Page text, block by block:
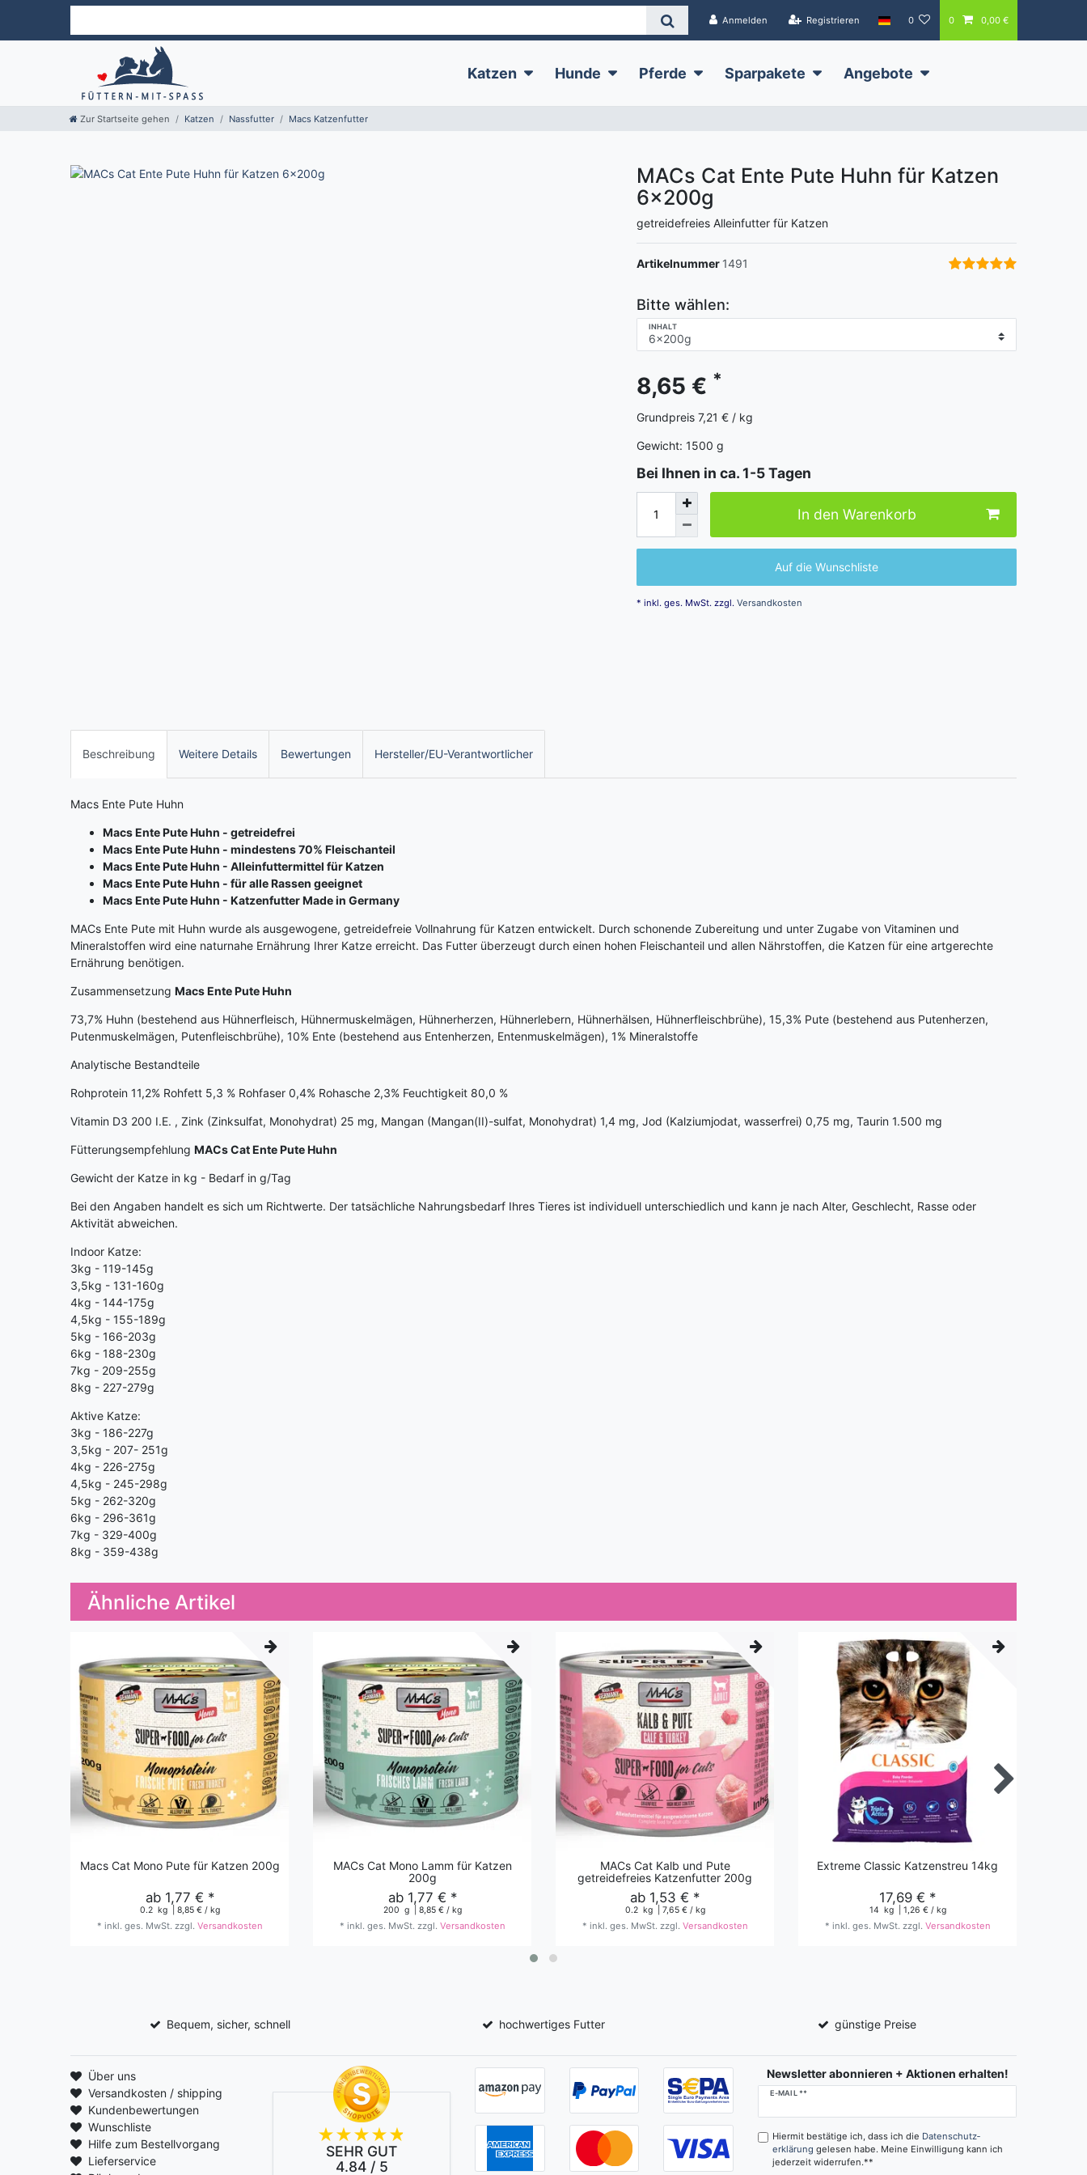
Anmelden Registrieren 0 0 0,00 €
Katzen Hunde Pferde Sparpakete Angebote
Zur Startseite gehen Katzen Nassfutter Macs Katzenfutter
MACs Cat Ente Pute Huhn für Katzen
6x200g
getreidefreies Alleinfutter für Katzen
Artikelnummer 1491
Bitte wählen:
INHALT
8,65 € *
Grundpreis 7,21 € / kg
Gewicht: 1500 g
Bei Ihnen in ca. 1-5 Tagen
In den Warenkorb
Auf die Wunschliste
* inkl. ges. MwSt. zzgl. Versandkosten
Beschreibung Weitere Details Bewertungen Hersteller/EU-Verantwortlicher
Macs Ente Pute Huhn
Macs Ente Pute Huhn - getreidefrei
Macs Ente Pute Huhn - mindestens 70% Fleischanteil
Macs Ente Pute Huhn - Alleinfuttermittel für Katzen
Macs Ente Pute Huhn - für alle Rassen geeignet
Macs Ente Pute Huhn - Katzenfutter Made in Germany
MACs Ente Pute mit Huhn wurde als ausgewogene, getreidefreie Vollnahrung für Katzen entwickelt. Durch schonende Zubereitung und unter Zugabe von Vitaminen und
Mineralstoffen wird eine naturnahe Ernährung Ihrer Katze erreicht. Das Futter überzeugt durch einen hohen Fleischanteil und allen Nährstoffen, die Katzen für eine artgerechte
Ernährung benötigen.
Zusammensetzung Macs Ente Pute Huhn
73,7% Huhn (bestehend aus Hühnerfleisch, Hühnermuskelmägen, Hühnerherzen, Hühnerlebern, Hühnerhälsen, Hühnerfleischbrühe), 15,3% Pute (bestehend aus Putenherzen,
Putenmuskelmägen, Putenfleischbrühe), 10% Ente (bestehend aus Entenherzen, Entenmuskelmägen), 1% Mineralstoffe
Analytische Bestandteile
Rohprotein 11,2% Rohfett 5,3 % Rohfaser 0,4% Rohasche 2,3% Feuchtigkeit 80,0 %
Vitamin D3 200 I.E. , Zink (Zinksulfat, Monohydrat) 25 mg, Mangan (Mangan(II)-sulfat, Monohydrat) 1,4 mg, Jod (Kalziumjodat, wasserfrei) 0,75 mg, Taurin 1.500 mg
Fütterungsempfehlung MACs Cat Ente Pute Huhn
Gewicht der Katze in kg - Bedarf in g/Tag
Bei den Angaben handelt es sich um Richtwerte. Der tatsächliche Nahrungsbedarf Ihres Tieres ist individuell unterschiedlich und kann je nach Alter, Geschlecht, Rasse oder
Aktivität abweichen.
Indoor Katze:
3kg - 119-145g
3,5kg - 131-160g
4kg - 144-175g
4,5kg - 155-189g
5kg - 166-203g
6kg - 188-230g
7kg - 209-255g
8kg - 227-279g
Aktive Katze:
3kg - 186-227g
3,5kg - 207- 251g
4kg - 226-275g
4,5kg - 245-298g
5kg - 262-320g
6kg - 296-361g
7kg - 329-400g
8kg - 359-438g
Ähnliche Artikel
Macs Cat Mono Pute für Katzen 200g
ab 1,77 € *
0.2 kg | 8,85 € / kg
* inkl. ges. MwSt. zzgl. Versandkosten
MACs Cat Mono Lamm für Katzen
200g
ab 1,77 € *
200 g | 8,85 € / kg
* inkl. ges. MwSt. zzgl. Versandkosten
MACs Cat Kalb und Pute
getreidefreies Katzenfutter 200g
ab 1,53 € *
0.2 kg | 7,65 € / kg
* inkl. ges. MwSt. zzgl. Versandkosten
Extreme Classic Katzenstreu 14kg
17,69 € *
14 kg | 1,26 € / kg
* inkl. ges. MwSt. zzgl. Versandkosten
Bequem, sicher, schnell hochwertiges Futter günstige Preise
Über uns
Versandkosten / shipping
Kundenbewertungen
Wunschliste
Hilfe zum Bestellvorgang
Lieferservice
SEHR GUT
4.84 / 5
Newsletter abonnieren + Aktionen erhalten!
E-MAIL **
Newsletter
Hiermit bestätige ich, dass ich die Daten­schutz­
erklärung gelesen habe. Meine Einwilligung kann ich
jederzeit widerrufen.**